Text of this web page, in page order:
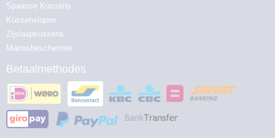
Spaanse Kussens
Kussenslopen
Zijslaapkussens
Matrasbeschermer
Betaalmethodes